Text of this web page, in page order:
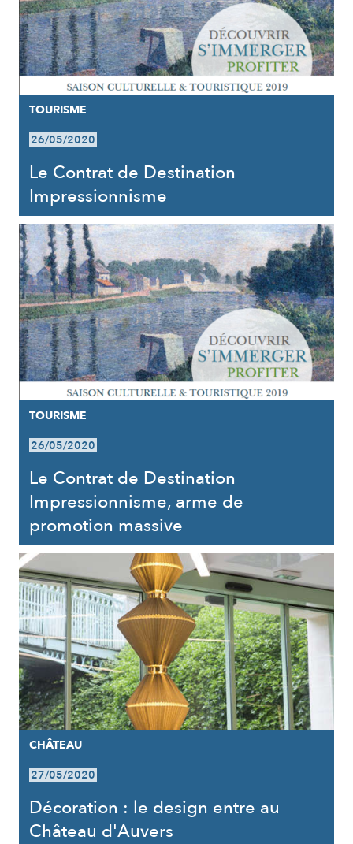
TOURISME
26/05/2020
Le Contrat de Destination
Impressionnisme
TOURISME
26/05/2020
Le Contrat de Destination
Impressionnisme, arme de
promotion massive
CHÂTEAU
27/05/2020
Décoration : le design entre au
Château d'Auvers